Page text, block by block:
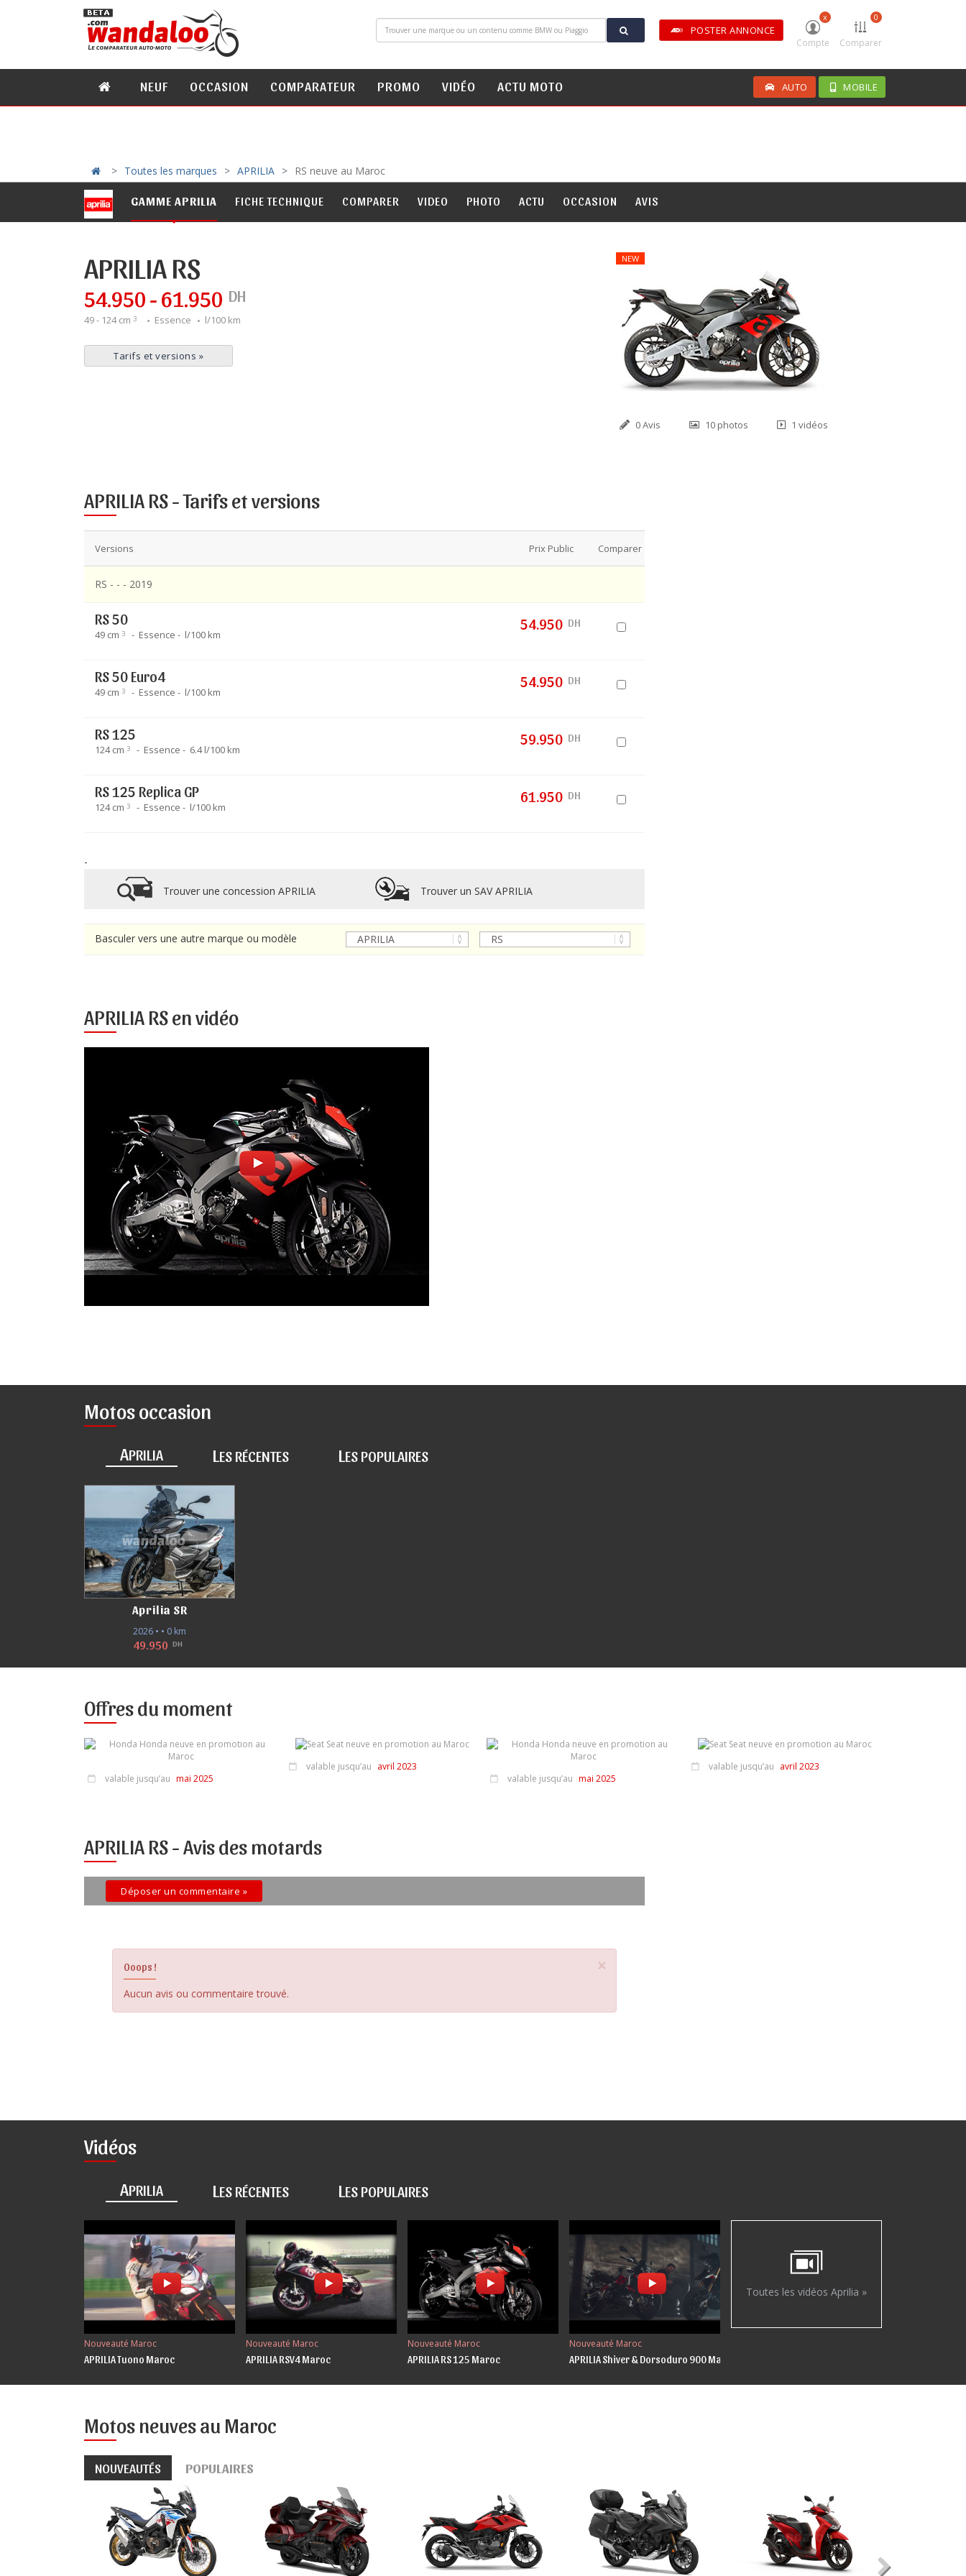
x
Compte
0
Comparer
POSTER ANNONCE
NEUF OCCASION COMPARATEUR PROMO VIDÉO ACTU MOTO AUTO MOBILE
Toutes les marques APRILIA RS neuve au Maroc
GAMME APRILIA FICHE TECHNIQUE COMPARER VIDEO PHOTO ACTU OCCASION AVIS
APRILIA RS NEW
0 Avis 10 photos 1 vidéos
54.950 - 61.950 DH
49 - 124 cm 3 Essence l/100 km
Tarifs et versions »
APRILIA RS -Tarifs et versions
Versions Prix Public Comparer
RS - - - 2019
RS 50
49 cm 3 Essence l/100 km
54.950 DH
RS 50 Euro4
49 cm 3 Essence l/100 km
54.950 DH
RS 125
124 cm 3 Essence 6.4 l/100 km
59.950 DH
RS 125 Replica GP
124 cm 3 Essence l/100 km
61.950 DH
-
Trouver une concession APRILIA Trouver un SAV APRILIA
Basculer vers une autre marque ou modèle
APRILIA RS en vidéo
Motos occasion
APRILIA L ES RÉCENTES L ES POPULAIRES
Aprilia SR
2026 • • 0 km
49.950 DH
Offres du moment
valable jusqu’au mai 2025
valable jusqu’au avril 2023
valable jusqu’au mai 2025
valable jusqu’au avril 2023
APRILIA RS -Avis des motards
Déposer un commentaire »
×
Ooops !
Aucun avis ou commentaire trouvé.
Vidéos
APRILIA L ES RÉCENTES L ES POPULAIRES
Nouveauté Maroc
APRILIA Tuono Maroc
Nouveauté Maroc
APRILIA RSV4 Maroc
Nouveauté Maroc
APRILIA RS 125 Maroc
Nouveauté Maroc
APRILIA Shiver & Dorsoduro 900 Maroc
Toutes les vidéos Aprilia »
Motos neuves au Maroc
NOUVEAUTÉS POPULAIRES